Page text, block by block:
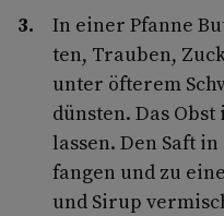
In einer Pfanne
ten, Trauben,
unter öfterem
dünsten. Das
lassen. Den Saft
fangen und zu
und Sirup